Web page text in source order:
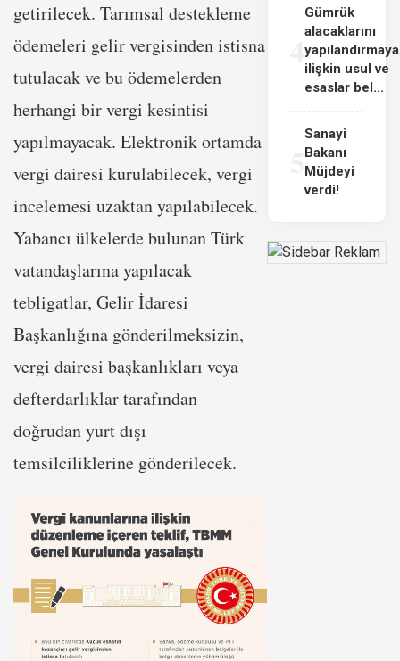
getirilecek. Tarımsal destekleme
ödemeleri gelir vergisinden istisna
tutulacak ve bu ödemelerden
herhangi bir vergi kesintisi
yapılmayacak. Elektronik ortamda
vergi dairesi kurulabilecek, vergi
incelemesi uzaktan yapılabilecek.
Yabancı ülkelerde bulunan Türk
vatandaşlarına yapılacak
tebligatlar, Gelir İdaresi
Başkanlığına gönderilmeksizin,
vergi dairesi başkanlıkları veya
defterdarlıklar tarafından
doğrudan yurt dışı
temsilciliklerine gönderilecek.
4
Gümrük
alacaklarını
yapılandırmaya
ilişkin usul ve
esaslar bel...
Sanayi
Bakanı
Müjdeyi
verdi!